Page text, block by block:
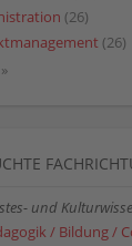
(26)
(26)
und
/ Bildung /